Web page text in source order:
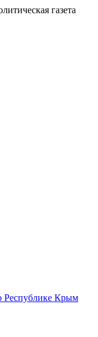
газета
Крым